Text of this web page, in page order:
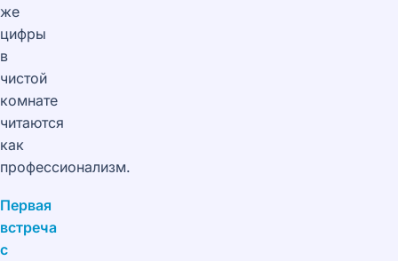
же
цифры
в
чистой
комнате
читаются
как
профессионализм.
Первая
встреча
с